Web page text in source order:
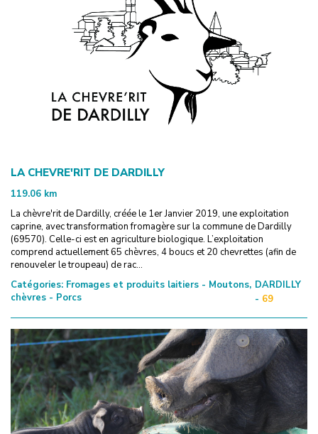
LA CHEVRE'RIT DE DARDILLY
119.06 km
La chèvre'rit de Dardilly, créée le 1er Janvier 2019, une exploitation
caprine, avec transformation fromagère sur la commune de Dardilly
(69570). Celle-ci est en agriculture biologique. L’exploitation
comprend actuellement 65 chèvres, 4 boucs et 20 chevrettes (afin de
renouveler le troupeau) de rac...
Catégories: Fromages et produits laitiers - Moutons,
chèvres - Porcs
DARDILLY
- 69